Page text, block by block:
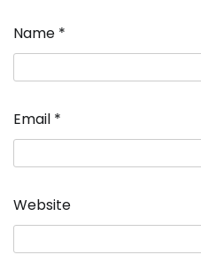
Name *
Email *
Website